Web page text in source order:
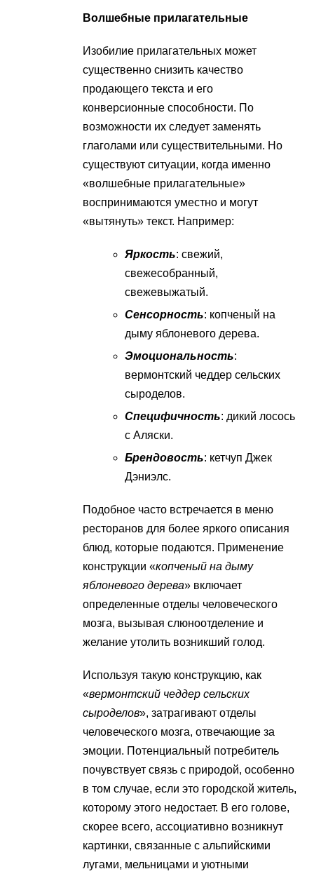
Волшебные прилагательные
Изобилие прилагательных может
существенно снизить качество
продающего текста и его
конверсионные способности. По
возможности их следует заменять
глаголами или существительными. Но
существуют ситуации, когда именно
«волшебные прилагательные»
воспринимаются уместно и могут
«вытянуть» текст. Например:
Яркость: свежий,
свежесобранный,
свежевыжатый.
Сенсорность: копченый на
дыму яблоневого дерева.
Эмоциональность:
вермонтский чеддер сельских
сыроделов.
Специфичность: дикий лосось
с Аляски.
Брендовость: кетчуп Джек
Дэниэлс.
Подобное часто встречается в меню
ресторанов для более яркого описания
блюд, которые подаются. Применение
конструкции «копченый на дыму
яблоневого дерева» включает
определенные отделы человеческого
мозга, вызывая слюноотделение и
желание утолить возникший голод.
Используя такую конструкцию, как
«вермонтский чеддер сельских
сыроделов», затрагивают отделы
человеческого мозга, отвечающие за
эмоции. Потенциальный потребитель
почувствует связь с природой, особенно
в том случае, если это городской житель,
которому этого недостает. В его голове,
скорее всего, ассоциативно возникнут
картинки, связанные с альпийскими
лугами, мельницами и уютными